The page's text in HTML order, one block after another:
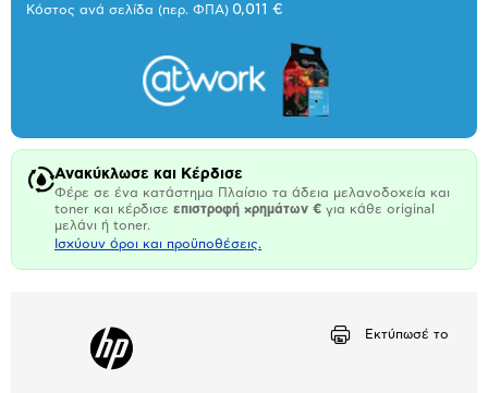
Κόστος ανά σελίδα (περ. ΦΠΑ) 0,011 €
Ανακύκλωσε και Κέρδισε
Φέρε σε ένα κατάστημα Πλαίσιο τα άδεια μελανοδοχεία και
toner και κέρδισε επιστροφή χρημάτων € για κάθε original
μελάνι ή toner.
Ισχύουν όροι και προϋποθέσεις.
Εκτύπωσέ το